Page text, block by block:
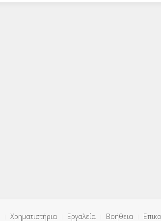
Χρηματιστήρια Εργαλεία Βοήθεια